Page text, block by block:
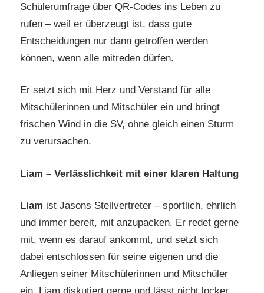
Schülerumfrage über QR-Codes ins Leben zu
rufen – weil er überzeugt ist, dass gute
Entscheidungen nur dann getroffen werden
können, wenn alle mitreden dürfen.
Er setzt sich mit Herz und Verstand für alle
Mitschülerinnen und Mitschüler ein und bringt
frischen Wind in die SV, ohne gleich einen Sturm
zu verursachen.
Liam – Verlässlichkeit mit einer klaren Haltung
Liam ist Jasons Stellvertreter – sportlich, ehrlich
und immer bereit, mit anzupacken. Er redet gerne
mit, wenn es darauf ankommt, und setzt sich
dabei entschlossen für seine eigenen und die
Anliegen seiner Mitschülerinnen und Mitschüler